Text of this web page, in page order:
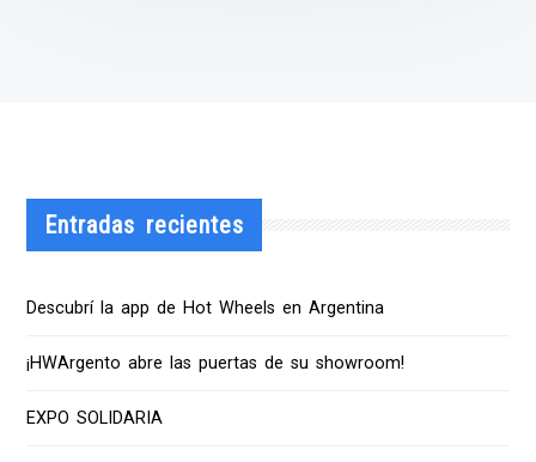
Entradas recientes
Descubrí la app de Hot Wheels en Argentina
¡HWArgento abre las puertas de su showroom!
EXPO SOLIDARIA